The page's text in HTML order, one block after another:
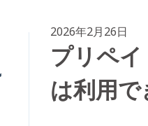
2026年2月26日
プリペ
は利用で